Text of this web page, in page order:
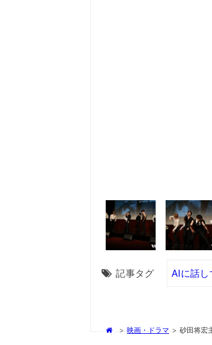
記事タグ AIに話し
> 映画・ドラマ > 砂田将宏